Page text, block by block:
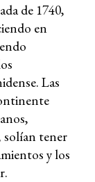
de 1740,
en
Las
solían tener
y los